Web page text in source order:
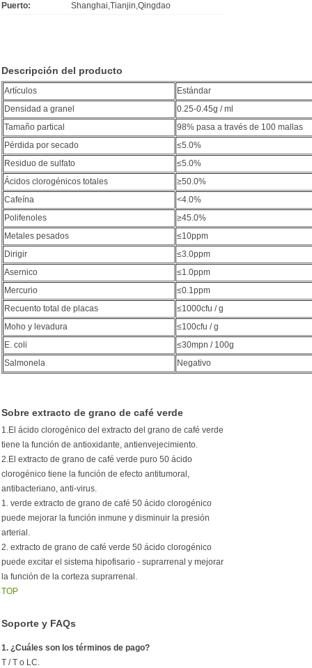
Puerto:
Shanghai,Tianjin,Qingdao
Descripción del producto
Artículos
Estándar
Densidad a granel
0.25-0.45g / ml
Tamaño partical
98% pasa a través de 100 mallas
Pérdida por secado
≤5.0%
Residuo de sulfato
≤5.0%
Ácidos clorogénicos totales
≥50.0%
Cafeína
<4.0%
Polifenoles
≥45.0%
Metales pesados
≤10ppm
Dirigir
≤3.0ppm
Asernico
≤1.0ppm
Mercurio
≤0.1ppm
Recuento total de placas
≤1000cfu / g
Moho y levadura
≤100cfu / g
E. coli
≤30mpn / 100g
Salmonela
Negativo
Sobre extracto de grano de café verde
1.El ácido clorogénico del extracto del grano de café verde
tiene la función de antioxidante, antienvejecimiento.
2.El extracto de grano de café verde puro 50 ácido
clorogénico tiene la función de efecto antitumoral,
antibacteriano, anti-virus.
1. verde extracto de grano de café 50 ácido clorogénico
puede mejorar la función inmune y disminuir la presión
arterial.
2. extracto de grano de café verde 50 ácido clorogénico
puede excitar el sistema hipofisario - suprarrenal y mejorar
la función de la corteza suprarrenal.
TOP
Soporte y FAQs
1. ¿Cuáles son los términos de pago?
T / T o LC.